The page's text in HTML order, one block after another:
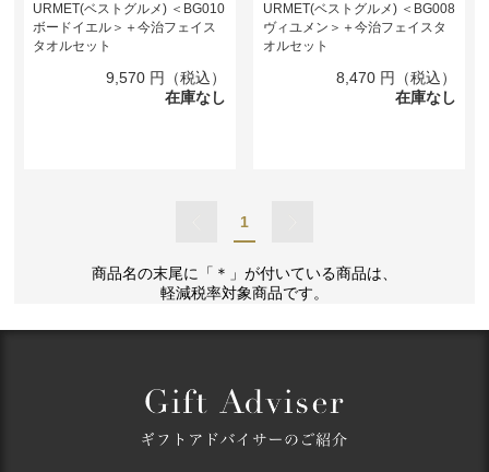
URMET(ベストグルメ) ＜BG010
ボードイエル＞＋今治フェイス
タオルセット
9,570 円（税込）
在庫なし
URMET(ベストグルメ) ＜BG008
ヴィユメン＞＋今治フェイスタ
オルセット
8,470 円（税込）
在庫なし
1
商品名の末尾に「＊」が付いている商品は、
軽減税率対象商品です。